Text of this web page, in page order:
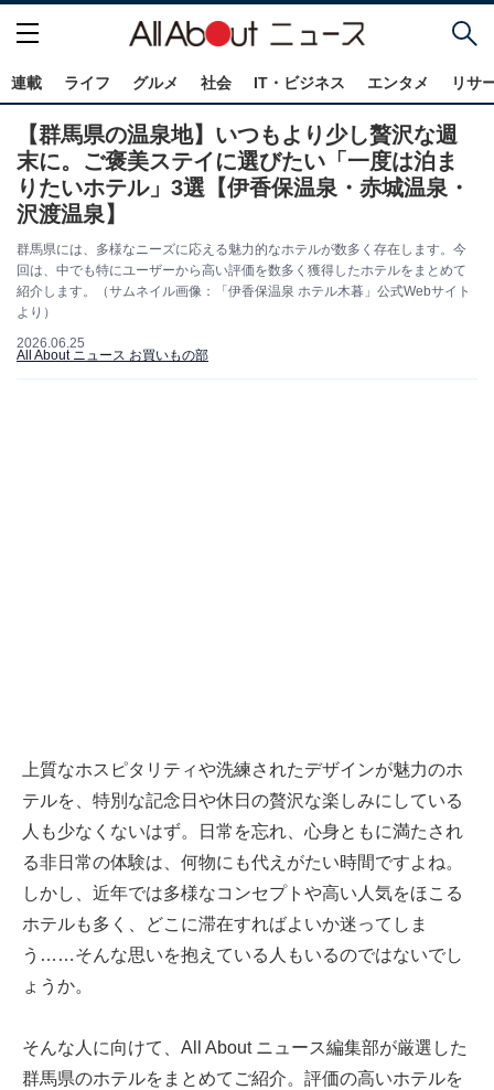
連載 ライフ グルメ 社会 IT・ビジネス エンタメ リサ
【群馬県の温泉地】いつもより少し贅沢な週
末に。ご褒美ステイに選びたい「一度は泊ま
りたいホテル」3選【伊香保温泉・赤城温泉・
沢渡温泉】
群馬県には、多様なニーズに応える魅力的なホテルが数多く存在します。今
回は、中でも特にユーザーから高い評価を数多く獲得したホテルをまとめて
紹介します。（サムネイル画像：「伊香保温泉 ホテル木暮」公式Webサイト
より）
2026.06.25
All About ニュース お買いもの部
上質なホスピタリティや洗練されたデザインが魅力のホ
テルを、特別な記念日や休日の贅沢な楽しみにしている
人も少なくないはず。日常を忘れ、心身ともに満たされ
る非日常の体験は、何物にも代えがたい時間ですよね。
しかし、近年では多様なコンセプトや高い人気をほこる
ホテルも多く、どこに滞在すればよいか迷ってしま
う……そんな思いを抱えている人もいるのではないでし
ょうか。
そんな人に向けて、All About ニュース編集部が厳選した
群馬県のホテルをまとめてご紹介。評価の高いホテルを